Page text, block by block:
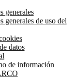
generales
generales de uso del
datos
de información